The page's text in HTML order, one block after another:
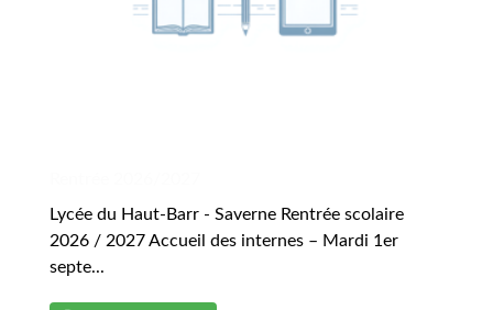
Lycée du Haut-Barr - Saverne Rentrée scolaire
2026 / 2027 Accueil des internes – Mardi 1er
septe...